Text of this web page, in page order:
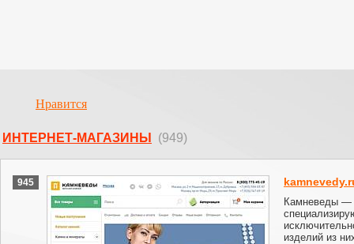
Нравится
ИНТЕРНЕТ-МАГАЗИНЫ (949)
945
Камневеды —
изделий из